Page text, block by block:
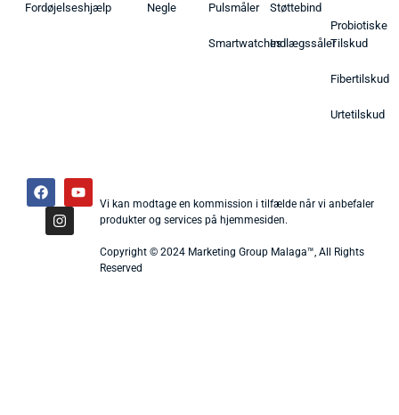
Fordøjelseshjælp Negle Pulsmåler
Smartwatches
Støttebind
Indlægssåler
Probiotiske
Tilskud
Fibertilskud
Urtetilskud
Vi kan modtage en kommission i tilfælde når vi anbefaler
produkter og services på hjemmesiden.
Copyright © 2024 Marketing Group Malaga™, All Rights
Reserved